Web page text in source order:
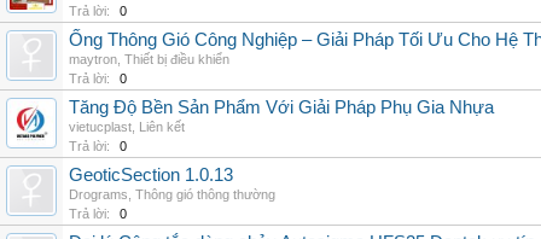
Trả lời:
0
Ống Thông Gió Công Nghiệp – Giải Pháp Tối Ưu Cho Hệ
maytron Thiết bị điều khiển
Trả lời:
0
Tăng Độ Bền Sản Phẩm Với Giải Pháp Phụ Gia Nhựa
vietucplast Liên kết
Trả lời:
0
GeoticSection 1.0.13
Drograms Thông gió thông thường
Trả lời:
0